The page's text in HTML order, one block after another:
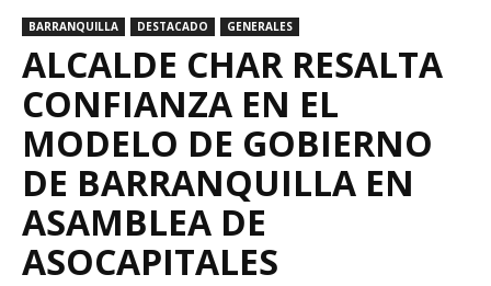
BARRANQUILLA DESTACADO GENERALES
ALCALDE CHAR RESALTA
CONFIANZA EN EL
MODELO DE GOBIERNO
DE BARRANQUILLA EN
ASAMBLEA DE
ASOCAPITALES